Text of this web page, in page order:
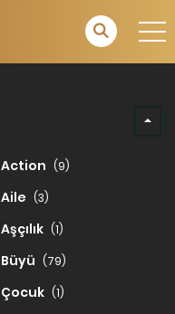
Action (9)
Aile (3)
Aşçılık (1)
Büyü (79)
Çocuk (1)